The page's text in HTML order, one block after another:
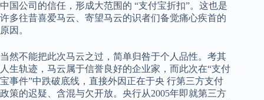
中国公司的信任，形成大范围的 “支付宝折扣”。这也是
许多往昔喜爱马云、寄望马云的识者们备觉痛心疾首的
原因。
当然不能把此次马云之过，简单归咎于个人品性。考其
人生轨迹，马云属于信誉良好的企业家，而此次在“支付
宝事件”中跌破底线，直接外因正在于央 行第三方支付
政策的迟疑、含混与欠开放。央行从2005年即就第三方